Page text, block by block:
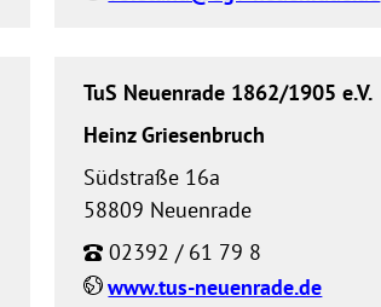
www.tus-neuenrade.de
TuS Neuenrade 1862/1905 e.V.
Südstraße 16a
58809 Neuenrade
02392 / 61 79 8
Heinz Griesenbruch